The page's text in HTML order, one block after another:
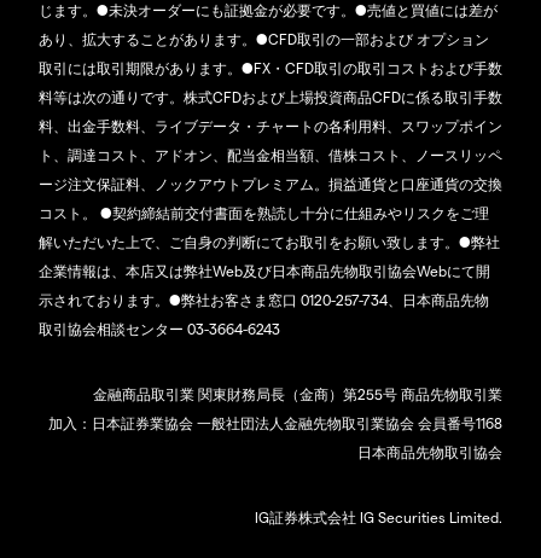
じます。●未決オーダーにも証拠金が必要です。●売値と買値には差が
あり、拡大することがあります。●CFD取引の一部および オプション
取引には取引期限があります。●FX・CFD取引の取引コストおよび手数
料等は次の通りです。株式CFDおよび上場投資商品CFDに係る取引手数
料、出金手数料、ライブデータ・チャートの各利用料、スワップポイン
ト、調達コスト、アドオン、配当金相当額、借株コスト、ノースリッペ
ージ注文保証料、ノックアウトプレミアム。損益通貨と口座通貨の交換
コスト。 ●契約締結前交付書面を熟読し十分に仕組みやリスクをご理
解いただいた上で、ご自身の判断にてお取引をお願い致します。●弊社
企業情報は、本店又は弊社Web及び日本商品先物取引協会Webにて開
示されております。●弊社お客さま窓口 0120-257-734、日本商品先物
取引協会相談センター 03-3664-6243
金融商品取引業 関東財務局長（金商）第255号 商品先物取引業
加入：日本証券業協会 一般社団法人金融先物取引業協会 会員番号1168
日本商品先物取引協会
IG証券株式会社 IG Securities Limited.